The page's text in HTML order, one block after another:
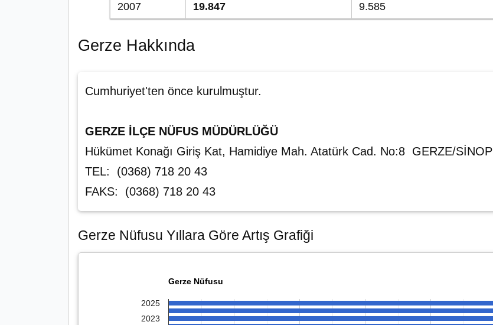
2007 19.847 9.585
Gerze Hakkında
Cumhuriyet'ten önce kurulmuştur.
GERZE İLÇE NÜFUS MÜDÜRLÜĞÜ
Hükümet Konağı Giriş Kat, Hamidiye Mah. Atatürk Cad. No:8 GERZE/SİNOP
TEL: (0368) 718 20 43
FAKS: (0368) 718 20 43
Gerze Nüfusu Yıllara Göre Artış Grafiği
Gerze Nüfusu
2025
2023